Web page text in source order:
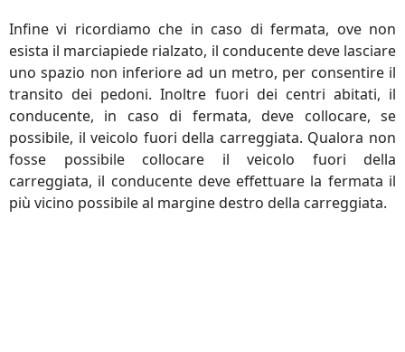
Infine vi ricordiamo che in caso di fermata, ove non
esista il marciapiede rialzato, il conducente deve lasciare
uno spazio non inferiore ad un metro, per consentire il
transito dei pedoni. Inoltre fuori dei centri abitati, il
conducente, in caso di fermata, deve collocare, se
possibile, il veicolo fuori della carreggiata. Qualora non
fosse possibile collocare il veicolo fuori della
carreggiata, il conducente deve effettuare la fermata il
più vicino possibile al margine destro della carreggiata.